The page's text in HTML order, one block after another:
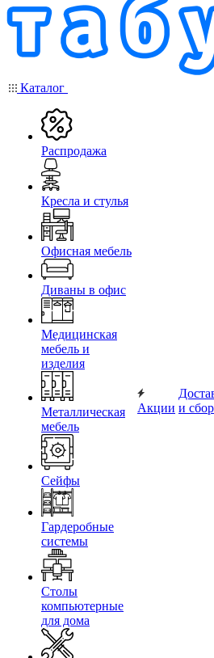
Каталог
Распродажа
Кресла и стулья
Офисная мебель
Диваны в офис
Медицинская
мебель и
изделия
Металлическая
мебель
Сейфы
Гардеробные
системы
Столы
компьютерные
для дома
Акции и